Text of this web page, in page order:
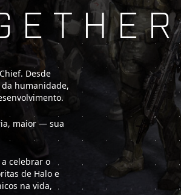
Desde
humanidade,
maior — sua
celebrar o
de Halo e
na vida,